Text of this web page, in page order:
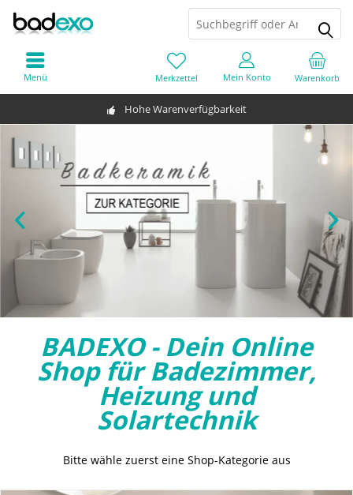
Hohe Warenverfügbarkeit
Warenkorb
Merkzettel Mein Konto
Menü
BADEXO - Dein Online
Shop für Badezimmer,
Heizung und
Solartechnik
Bitte wähle zuerst eine Shop-Kategorie aus